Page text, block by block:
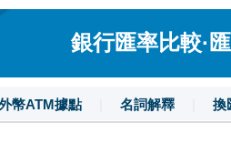
銀行匯率比較·
幣ATM據點 名詞解釋 換